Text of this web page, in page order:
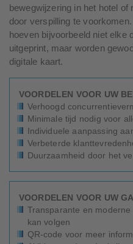
bewegwijzering in het hotel of
door verspilling te
hoeven bijvoorbeeld niet elke
uitgeprint, maar worden
digitale kaart.
VOORDELEN VOOR UW
Verhoogd
Minimale tijd nodig voor
Individuele aanpassing
Verbeterde
Duurzaamheid door het
VOORDELEN VOOR UW
Transparante en
kan volgen
QR-code voor meer